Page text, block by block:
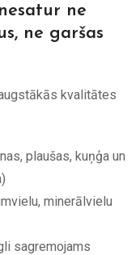
ne
ne garšas
kvalitātes
plaušas, kuņģa un
minerālvielu
sagremojams